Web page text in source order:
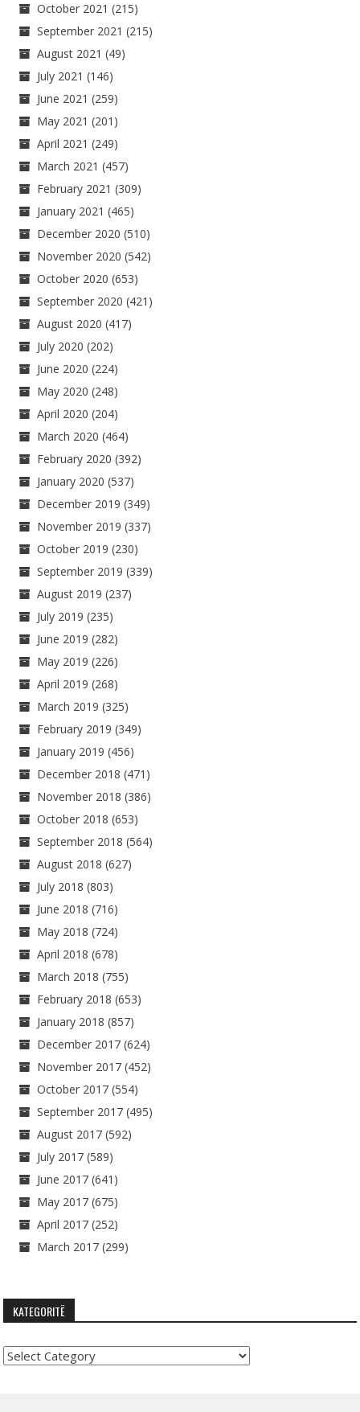
October 2021 (215)
September 2021 (215)
August 2021 (49)
July 2021 (146)
June 2021 (259)
May 2021 (201)
April 2021 (249)
March 2021 (457)
February 2021 (309)
January 2021 (465)
December 2020 (510)
November 2020 (542)
October 2020 (653)
September 2020 (421)
August 2020 (417)
July 2020 (202)
June 2020 (224)
May 2020 (248)
April 2020 (204)
March 2020 (464)
February 2020 (392)
January 2020 (537)
December 2019 (349)
November 2019 (337)
October 2019 (230)
September 2019 (339)
August 2019 (237)
July 2019 (235)
June 2019 (282)
May 2019 (226)
April 2019 (268)
March 2019 (325)
February 2019 (349)
January 2019 (456)
December 2018 (471)
November 2018 (386)
October 2018 (653)
September 2018 (564)
August 2018 (627)
July 2018 (803)
June 2018 (716)
May 2018 (724)
April 2018 (678)
March 2018 (755)
February 2018 (653)
January 2018 (857)
December 2017 (624)
November 2017 (452)
October 2017 (554)
September 2017 (495)
August 2017 (592)
July 2017 (589)
June 2017 (641)
May 2017 (675)
April 2017 (252)
March 2017 (299)
KATEGORITË
Kategoritë